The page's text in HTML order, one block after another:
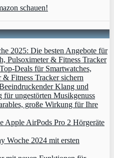
2025: Die besten Angebote für
Pulsoximeter & Fitness Tracker
Deals für Smartwatches,
Fitness Tracker sichern
Klang und
ungestörten Musikgenuss
große Wirkung für Ihre
Apple AirPods Pro 2 Hörgeräte
Woche 2024 mit ersten